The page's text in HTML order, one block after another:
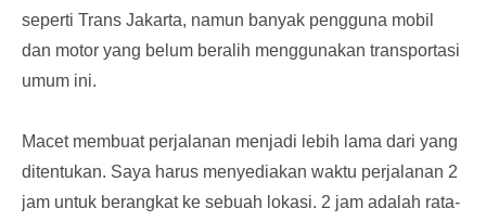
seperti Trans Jakarta, namun banyak pengguna mobil
dan motor yang belum beralih menggunakan transportasi
umum ini.
Macet membuat perjalanan menjadi lebih lama dari yang
ditentukan. Saya harus menyediakan waktu perjalanan 2
jam untuk berangkat ke sebuah lokasi. 2 jam adalah rata-